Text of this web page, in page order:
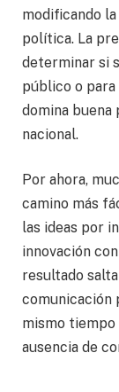
modificando
política. La
determinar si
público o
domina buena
nacional.
Por ahora,
camino más
las ideas por
innovación
resultado
comunicación
mismo
ausencia de